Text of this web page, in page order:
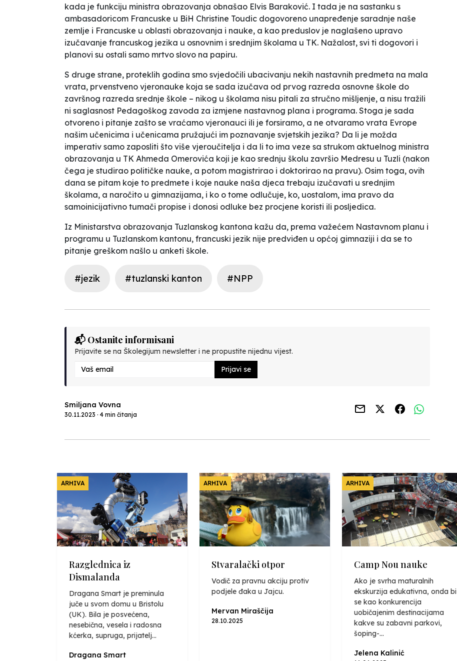
kada je funkciju ministra obrazovanja obnašao Elvis Baraković. I tada je na sastanku s
ambasadoricom Francuske u BiH Christine Toudic dogovoreno unapređenje saradnje naše
zemlje i Francuske u oblasti obrazovanja i nauke, a kao preduslov je naglašeno upravo
izučavanje francuskog jezika u osnovnim i srednjim školama u TK. Nažalost, svi ti dogovori i
planovi su ostali samo mrtvo slovo na papiru.
S druge strane, proteklih godina smo svjedočili ubacivanju nekih nastavnih predmeta na mala
vrata, prvenstveno vjeronauke koja se sada izučava od prvog razreda osnovne škole do
završnog razreda srednje škole – nikog u školama nisu pitali za stručno mišljenje, a nisu tražili
ni saglasnost Pedagoškog zavoda za izmjene nastavnog plana i programa. Stoga je sada
otvoreno i pitanje zašto se vraćamo vjeronauci ili je forsiramo, a ne otvaramo vrata Evrope
našim učenicima i učenicama pružajući im poznavanje svjetskih jezika? Da li je možda
imperativ samo zaposliti što više vjeroučitelja i da li to ima veze sa strukom aktuelnog ministra
obrazovanja u TK Ahmeda Omerovića koji je kao srednju školu završio Medresu u Tuzli (nakon
čega je studirao političke nauke, a potom magistrirao i doktorirao na pravu). Osim toga, ovih
dana se pitam koje to predmete i koje nauke naša djeca trebaju izučavati u srednjim
školama, a naročito u gimnazijama, i ko o tome odlučuje, ko, uostalom, ima pravo da
samoinicijativno tumači propise i donosi odluke bez procjene koristi ili posljedica.
Iz Ministarstva obrazovanja Tuzlanskog kantona kažu da, prema važećem Nastavnom planu i
programu u Tuzlanskom kantonu, francuski jezik nije predviđen u općoj gimnaziji i da se to
pitanje greškom našlo u anketi škole.
#jezik #tuzlanski kanton #NPP
📬 Ostanite informisani
Prijavite se na Školegijum newsletter i ne propustite nijednu vijest.
Prijavi se
Smiljana Vovna
30.11.2023 · 4 min čitanja
ARHIVA
Razglednica iz
Dismalanda
Dragana Smart je preminula
juče u svom domu u Bristolu
(UK). Bila je posvećena,
nesebična, vesela i radosna
kćerka, supruga, prijatelj...
Dragana Smart
ARHIVA
Stvaralački otpor
Vodič za pravnu akciju protiv
podjele đaka u Jajcu.
Mervan Miraščija
28.10.2025
ARHIVA
Camp Nou nauke
Ako je svrha maturalnih
ekskurzija edukativna, onda bi
se kao konkurencija
uobičajenim destinacijama
kakve su zabavni parkovi,
šoping-...
Jelena Kalinić